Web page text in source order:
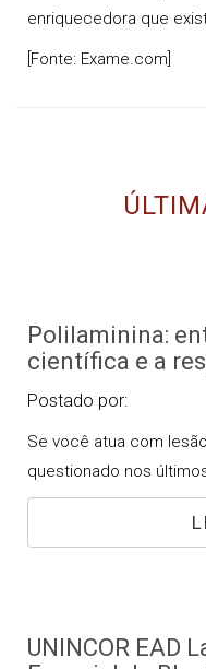
enriquecedora que
[Fonte: Exame.com]
Polilaminina:
científica e a
Postado por:
Se você atua com
questionado nos
UNINCOR EAD